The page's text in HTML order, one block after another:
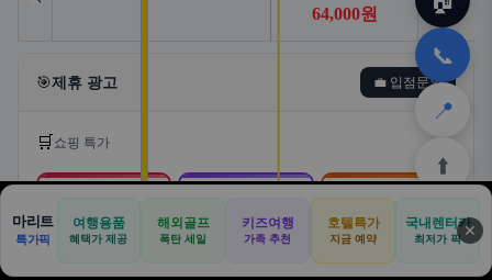
🎯제휴 광고 💼 입점문의
🛒 쇼핑 특가
🛒
쿠팡
로켓배송·특가
📦
알리익스프레스
🎁
테무
초저가·무료배송
🏠
✈️
공항
⛳
📋
🛒
쿠팡
🎁
테무
📞
📍
⬆️
🏠 📝
견적
🚐
기사등록
🛒
아마존
마리트
특가픽
여행용품
혜택가 제공
해외골프
폭탄 세일
키즈여행
가족 추천
호텔특가
지금 예약
국내렌터카
최저가 픽 ✕